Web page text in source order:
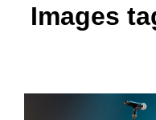
Images